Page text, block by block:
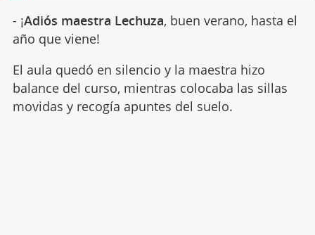
- ¡Adiós maestra Lechuza, buen verano, hasta el
año que viene!
El aula quedó en silencio y la maestra hizo
balance del curso, mientras colocaba las sillas
movidas y recogía apuntes del suelo.